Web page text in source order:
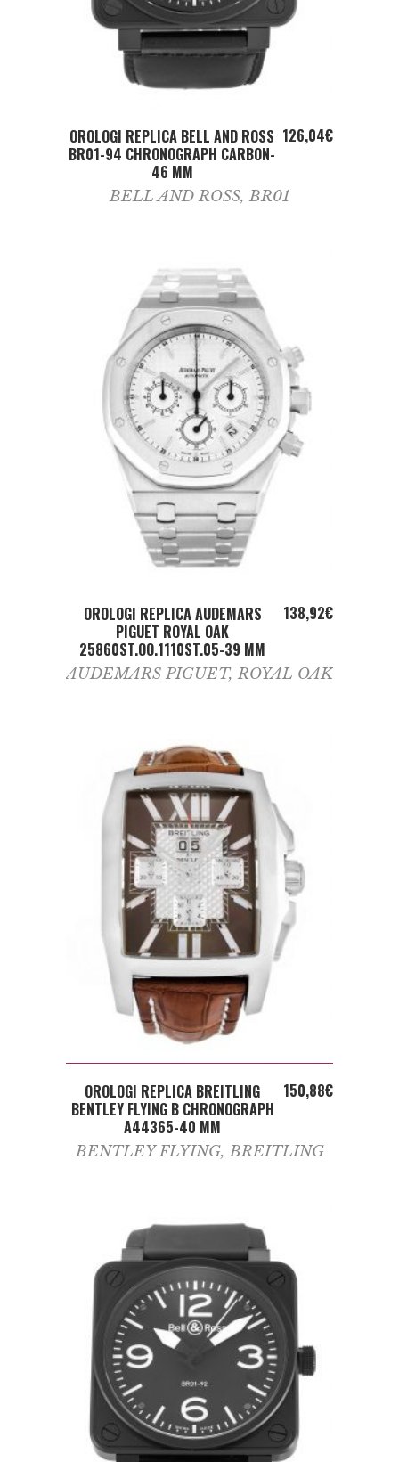
ADD TO CART
OROLOGI REPLICA BELL AND ROSS
BR01-94 CHRONOGRAPH CARBON-
46 MM
126,04€
BELL AND ROSS,BR01
ADD TO CART
OROLOGI REPLICA AUDEMARS
PIGUET ROYAL OAK
25860ST.OO.1110ST.05-39 MM
138,92€
AUDEMARS PIGUET, ROYAL OAK
ADD TO CART
OROLOGI REPLICA BREITLING
BENTLEY FLYING B CHRONOGRAPH
A44365-40 MM
150,88€
BENTLEY FLYING,BREITLING